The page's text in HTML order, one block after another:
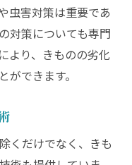
虫害対策は重要であ
対策についても専門
より、きものの劣化
できます。
くだけでなく、きも